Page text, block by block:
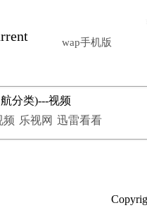
wap手机版
航分类)---视频
频 乐视网 迅雷看看